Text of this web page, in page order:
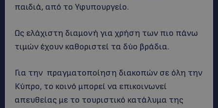
παιδιά, από το Υφυπουργείο.
Ως ελάχιστη διαμονή για χρήση των πιο πάνω
τιμών έχουν καθοριστεί τα δύο βράδια.
Για την πραγματοποίηση διακοπών σε όλη την
Κύπρο, το κοινό μπορεί να επικοινωνεί
απευθείας με το τουριστικό κατάλυμα της